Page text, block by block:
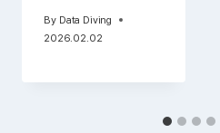
By Data Diving
2026.02.02